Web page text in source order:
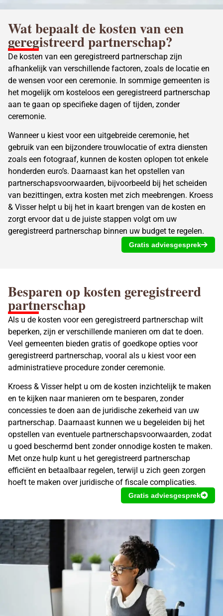
Wat bepaalt dekosten van een
geregistreerd partnerschap?
De kosten van een geregistreerd partnerschap zijn
afhankelijk van verschillende factoren, zoals de locatie en
de wensen voor een ceremonie. In sommige gemeenten is
het mogelijk om kosteloos een geregistreerd partnerschap
aan te gaan op specifieke dagen of tijden, zonder
ceremonie.
Wanneer u kiest voor een uitgebreide ceremonie, het
gebruik van een bijzondere trouwlocatie of extra diensten
zoals een fotograaf, kunnen de kosten oplopen tot enkele
honderden euro’s. Daarnaast kan het opstellen van
partnerschapsvoorwaarden, bijvoorbeeld bij het scheiden
van bezittingen, extra kosten met zich meebrengen. Kroess
& Visser helpt u bij het in kaart brengen van de kosten en
zorgt ervoor dat u de juiste stappen volgt om uw
geregistreerd partnerschap binnen uw budget te regelen.
Gratis adviesgesprek
Besparen op kosten geregistreerd
partnerschap
Als u de kosten voor een geregistreerd partnerschap wilt
beperken, zijn er verschillende manieren om dat te doen.
Veel gemeenten bieden gratis of goedkope opties voor
geregistreerd partnerschap, vooral als u kiest voor een
administratieve procedure zonder ceremonie.
Kroess & Visser helpt u om de kosten inzichtelijk te maken
en te kijken naar manieren om te besparen, zonder
concessies te doen aan de juridische zekerheid van uw
partnerschap. Daarnaast kunnen we u begeleiden bij het
opstellen van eventuele partnerschapsvoorwaarden, zodat
u goed beschermd bent zonder onnodige kosten te maken.
Met onze hulp kunt u het geregistreerd partnerschap
efficiënt en betaalbaar regelen, terwijl u zich geen zorgen
hoeft te maken over juridische of fiscale complicaties.
Gratis adviesgesprek